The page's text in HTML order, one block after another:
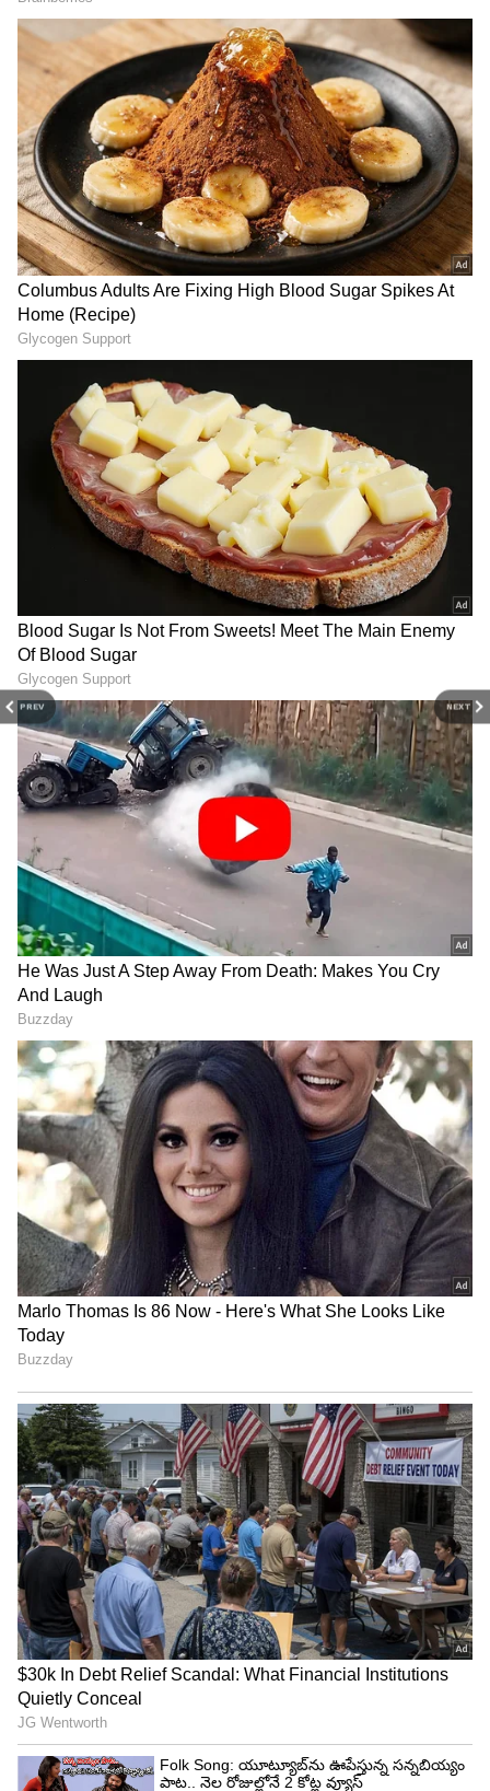
PREV NEXT
సమంత.. గతేడాది సినిమాలకు బ్రేక్‌ని ప్రకటించిన విషయం
తెలిసిందే. అనారోగ్యం కారణంగా ఆమె సినిమాలకు బ్రేక్‌
తీసుకుంటున్నట్టు తెలిపింది. మయోసైటిస్ తో
బాధపడుతుంది సమంత. దాన్నుంచి పూర్తిగా కోలుకుని,
సినిమాలు చేయాలని భావించింది. అందుకే ఆమె ఏడాది
కాలంగా దూరంగా ఉంటుంది. అయితే ఇప్పుడు కమ్‌ బ్యాక్‌కి
సంబంధించిన ప్లాన్స్ చేస్తుంది. రీఎంట్రీ అదిరిపోయేలా
ఉండేలా ప్లాన్‌ చేసుకుంటుందట. అయితే సమంతకి ఆఫర్లు
లేవు, అందుకే కనిపించడం లేదనే ప్రచారం జరిగింది. కానీ
వాటిని మౌనంగానే తీసుకున్న సామ్‌.. తన ప్రాజెక్ట్ లతోనే
సమాధానం చెప్పాలని భావించిందట. అందులో భాగంగానే
సైలెంట్ గా సినిమాలు చేస్తుందని సమాచారం.
3
6
Samantha
ఇప్పటికే ఆమె `మా ఇంటి బంగారం` అనే లేడీ ఓరియెంటెడ్‌
మూవీని ప్రకటించింది సమంత. దీనికి సంబంధించిన లుక్‌
కూడా బయటకు వచ్చింది. ఇందులో ఓ వైపు కిచెన్‌, వంట
సమాను కనిపిస్తుంది. మరోవైపు సమంత చేతిలో గన్‌, రక్తం
మరకలు కనిపిస్తున్నాయి. దీంతో ఇది యాక్షన్‌ మూవీ అని
అర్థమవుతుంది. అయితే ఈ మూవీ షూటింగ్‌ ఇంకా స్టార్ట్
కాలేదని తెలుస్తుంది. అప్పటికే సమంత హిందీలో
`సిటాడెల్` అనే వెబ్‌ సిరీస్‌ చేసింది. ఇది రిలీజ్‌ కావాల్సి
ఉంది. త్వరలోనే అమెజాన్‌ ప్రైమ్‌లో ఇది రాబోతుందని
తెలుస్తుంది.